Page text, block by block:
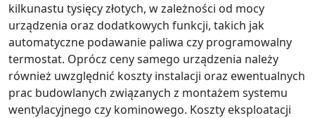
kilkunastu tysięcy złotych, w zależności od mocy
urządzenia oraz dodatkowych funkcji, takich jak
automatyczne podawanie paliwa czy programowalny
termostat. Oprócz ceny samego urządzenia należy
również uwzględnić koszty instalacji oraz ewentualnych
prac budowlanych związanych z montażem systemu
wentylacyjnego czy kominowego. Koszty eksploatacji